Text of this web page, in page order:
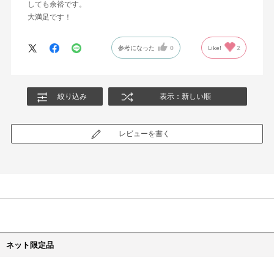
しても余裕です。
大満足です！
参考になった 0 Like! 2
絞り込み 表示：新しい順
レビューを書く
ネット限定品